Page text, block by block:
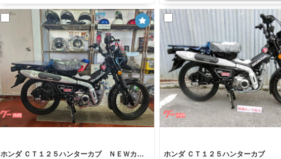
ホンダ ＣＴ１２５ハンターカブ ＮＥＷカラー ブラック ＡＢＳ ホンダ ＣＴ１２５ハンターカブ